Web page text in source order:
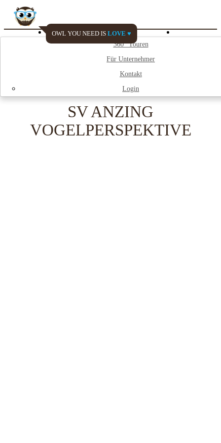
360° Touren
Für Unternehmer
Kontakt
Login
OWL YOU NEED IS LOVE ♥
Watch My City
SV ANZING
VOGELPERSPEKTIVE